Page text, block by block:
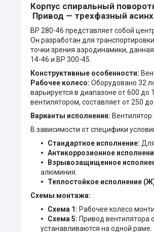
Корпус спиральный
Привод — трехфазный
ВР 280-46 представляет собой
Он разработан для
точки зрения аэродинамики,
14-46 и ВР 300-45.
Конструктивные особенности:
Рабочее колесо: Оборудовано 32
варьируется в диапазоне от 600
вентилятором, составляет от 250
Варианты исполнения:
В зависимости от специфики
Стандартное исполнение:
Антикоррозионное
Взрывозащищенное
алюминия.
Теплостойкое исполнение
Схемы монтажа:
Схема 1: Рабочее колесо
Схема 5: Привод вентилятора
устанавливаются на одной раме.